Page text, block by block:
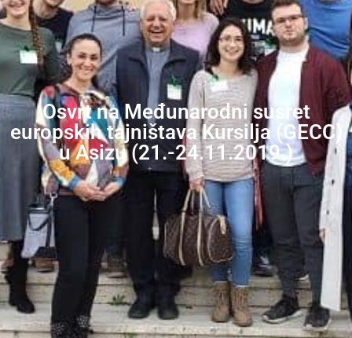
Osvrt na Međunarodni susret
europskih tajništava Kursilja (GECC)
u Asizu (21.-24.11.2019.)